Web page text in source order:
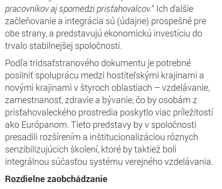
pracovníkov aj spomedzi prisťahovalcov.“ Ich ďalšie
začleňovanie a integrácia sú (údajne) prospešné pre
obe strany, a predstavujú ekonomickú investíciu do
trvalo stabilnejšej spoločnosti.
Podľa tridsaťstranového dokumentu je potrebné
posilniť spoluprácu medzi hostiteľskými krajinami a
novými krajinami v štyroch oblastiach – vzdelávanie,
zamestnanosť, zdravie a bývanie, čo by osobám z
prisťahovaleckého prostredia poskytlo viac príležitostí
ako Európanom. Tieto predstavy by v spoločnosti
presadili rozšírením a inštitucionalizáciou rôznych
senzibilizujúcich školení, ktoré by taktiež boli
integrálnou súčasťou systému verejného vzdelávania.
Rozdielne zaobchádzanie